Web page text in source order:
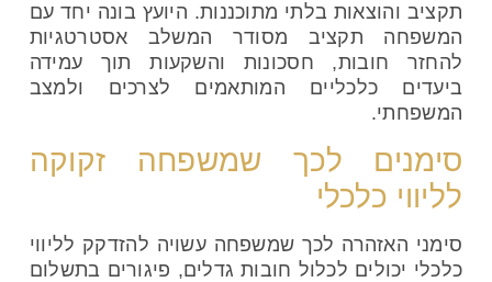
תקציב והוצאות בלתי מתוכננות. היועץ בונה יחד עם
המשפחה תקציב מסודר המשלב אסטרטגיות
להחזר חובות, חסכונות והשקעות תוך עמידה
ביעדים כלכליים המותאמים לצרכים ולמצב
המשפחתי.
סימנים לכך שמשפחה זקוקה
לליווי כלכלי
סימני האזהרה לכך שמשפחה עשויה להזדקק לליווי
כלכלי יכולים לכלול חובות גדלים, פיגורים בתשלום